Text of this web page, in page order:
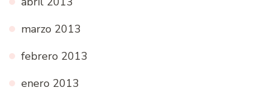
marzo 2013
febrero 2013
enero 2013